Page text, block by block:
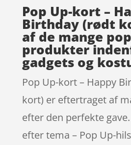
Pop Up-kort –
Birthday (rødt
af de mange
produkter
gadgets og
Pop Up-kort – Happy
kort) er eftertraget af
efter den perfekte
efter tema – Pop Up-